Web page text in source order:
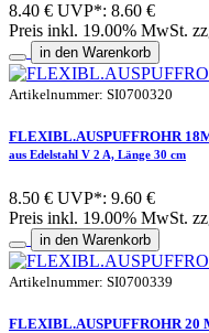
8.40 € UVP*: 8.60 €
Preis inkl. 19.00% MwSt.
in den Warenkorb
Artikelnummer: SI0700320
FLEXIBL.AUSPUFFROHR
aus Edelstahl V 2 A, Länge 30 cm
8.50 € UVP*: 9.60 €
Preis inkl. 19.00% MwSt.
in den Warenkorb
Artikelnummer: SI0700339
FLEXIBL.AUSPUFFROHR 20